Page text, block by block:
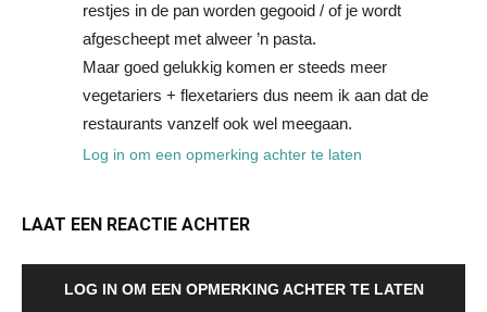
restjes in de pan worden gegooid / of je wordt
afgescheept met alweer ’n pasta.
Maar goed gelukkig komen er steeds meer
vegetariers + flexetariers dus neem ik aan dat de
restaurants vanzelf ook wel meegaan.
Log in om een opmerking achter te laten
LAAT EEN REACTIE ACHTER
LOG IN OM EEN OPMERKING ACHTER TE LATEN